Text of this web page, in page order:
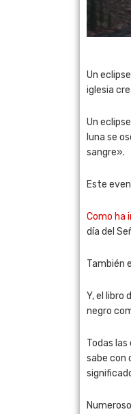
Un
iglesia
Un
luna se
sangre».
Este
Como ha
día del
También
Y, el libro
negro
Todas
sabe con